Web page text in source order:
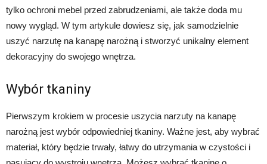
tylko ochroni mebel przed zabrudzeniami, ale także doda mu
nowy wygląd. W tym artykule dowiesz się, jak samodzielnie
uszyć narzutę na kanapę narożną i stworzyć unikalny element
dekoracyjny do swojego wnętrza.
Wybór tkaniny
Pierwszym krokiem w procesie uszycia narzuty na kanapę
narożną jest wybór odpowiedniej tkaniny. Ważne jest, aby wybrać
materiał, który będzie trwały, łatwy do utrzymania w czystości i